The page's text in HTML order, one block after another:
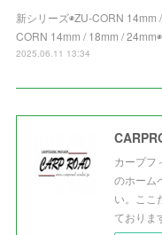
新シリーズ◉ZU-CORN 14mm
CORN 14mm / 18mm /
2025.06.11 13:34
カープフ
のホーム
い。ここ
ておりま